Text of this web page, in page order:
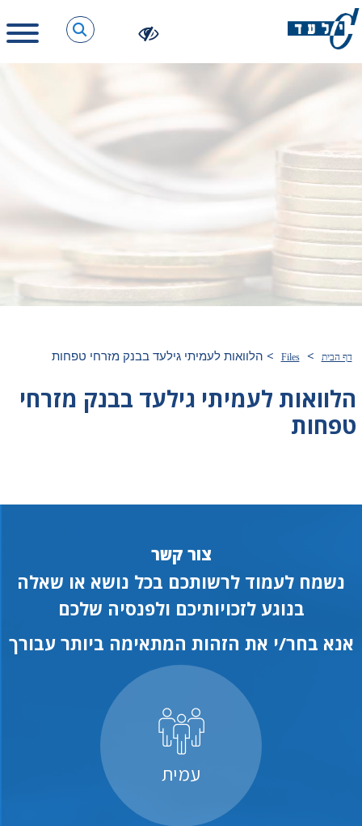
דף הבית >
Files
> הלוואות לעמיתי גילעד בבנק מזרחי טפחות
הלוואות לעמיתי גילעד בבנק מזרחי
טפחות
צור קשר
נשמח לעמוד לרשותכם בכל נושא או שאלה
בנוגע לזכויותיכם ולפנסיה שלכם
אנא בחר/י את הזהות המתאימה ביותר עבורך
עמית